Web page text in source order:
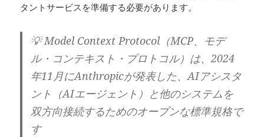
タントサービスを準備する必要があります。
💡 Model Context Protocol（MCP、モデ
ル・コンテキスト・プロトコル）は、2024
年11月にAnthropicが発表した、AIアシスタ
ント（AIエージェント）と他のシステムを
双方向接続するためのオープンな標準規格で
す